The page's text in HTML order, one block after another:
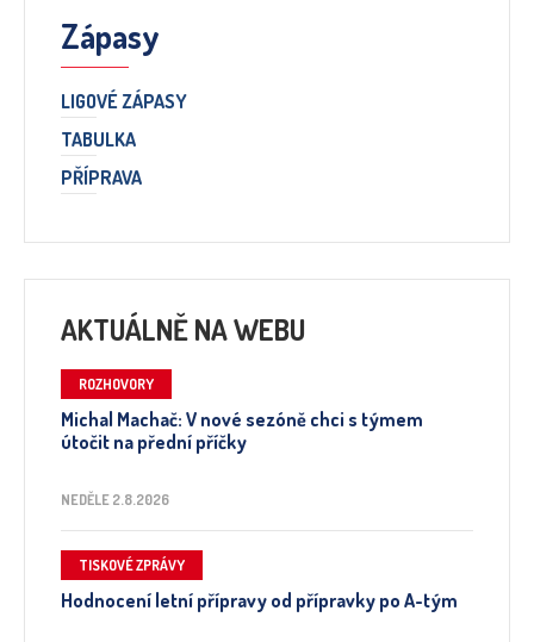
Zápasy
LIGOVÉ ZÁPASY
TABULKA
PŘÍPRAVA
AKTUÁLNĚ NA WEBU
ROZHOVORY
Michal Machač: V nové sezóně chci s týmem
útočit na přední příčky
NEDĚLE 2.8.2026
TISKOVÉ ZPRÁVY
Hodnocení letní přípravy od přípravky po A-tým